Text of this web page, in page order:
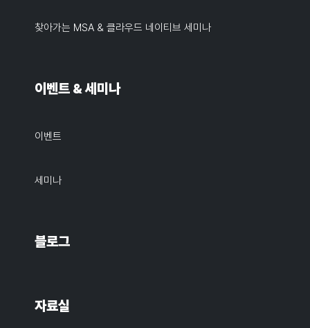
찾아가는 MSA & 클라우드 네이티브 세미나
이벤트 & 세미나
이벤트
세미나
블로그
자료실